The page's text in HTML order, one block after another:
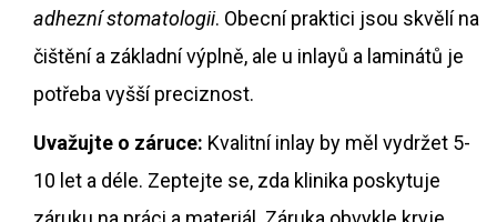
adhezní stomatologii. Obecní praktici jsou skvělí na
čištění a základní výplně, ale u inlayů a laminátů je
potřeba vyšší preciznost.
Uvažujte o záruce: Kvalitní inlay by měl vydržet 5-
10 let a déle. Zeptejte se, zda klinika poskytuje